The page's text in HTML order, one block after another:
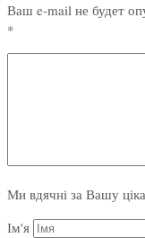
Ваш e-mail не будет
*
Ми вдячні за Вашу
Ім'я